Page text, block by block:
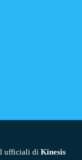
ufficiali di Kinesis